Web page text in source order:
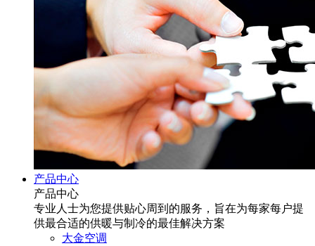
产品中心
产品中心
专业人士为您提供贴心周到的服务，旨在为每家每户提
供最合适的供暖与制冷的最佳解决方案
大金空调